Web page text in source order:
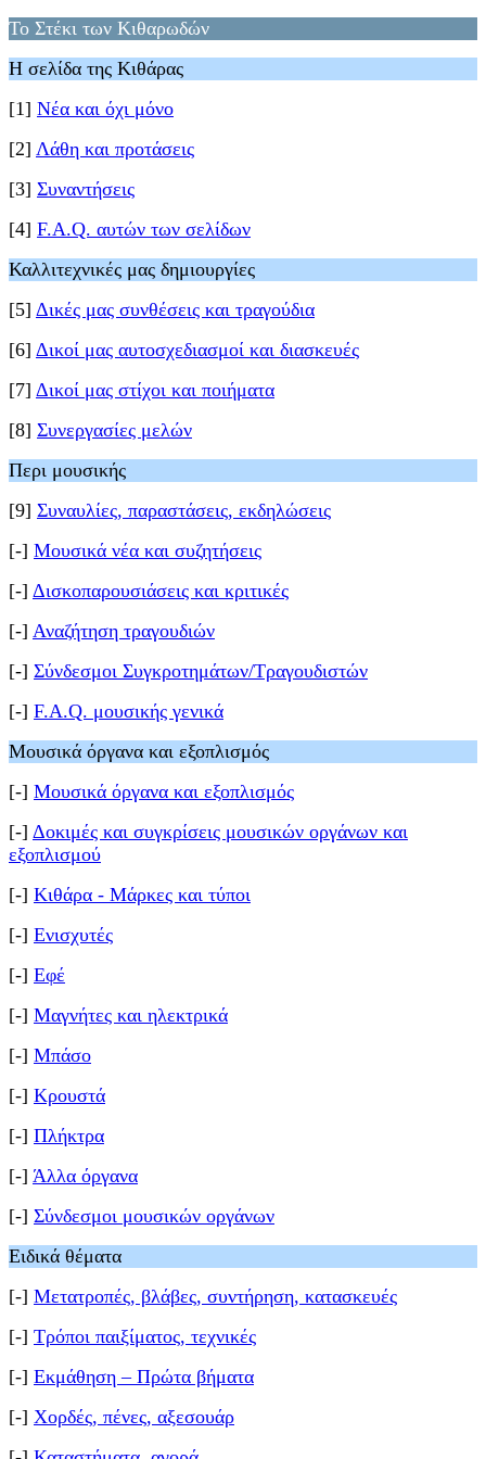
Το Στέκι των Κιθαρωδών
Η σελίδα της Κιθάρας
[1] Νέα και όχι μόνο
[2] Λάθη και προτάσεις
[3] Συναντήσεις
[4] F.A.Q. αυτών των σελίδων
Καλλιτεχνικές μας δημιουργίες
[5] Δικές μας συνθέσεις και τραγούδια
[6] Δικοί μας αυτοσχεδιασμοί και διασκευές
[7] Δικοί μας στίχοι και ποιήματα
[8] Συνεργασίες μελών
Περι μουσικής
[9] Συναυλίες, παραστάσεις, εκδηλώσεις
[-] Μουσικά νέα και συζητήσεις
[-] Δισκοπαρουσιάσεις και κριτικές
[-] Αναζήτηση τραγουδιών
[-] Σύνδεσμοι Συγκροτημάτων/Τραγουδιστών
[-] F.A.Q. μουσικής γενικά
Μουσικά όργανα και εξοπλισμός
[-] Μουσικά όργανα και εξοπλισμός
[-] Δοκιμές και συγκρίσεις μουσικών οργάνων και
εξοπλισμού
[-] Κιθάρα - Μάρκες και τύποι
[-] Ενισχυτές
[-] Εφέ
[-] Μαγνήτες και ηλεκτρικά
[-] Μπάσο
[-] Κρουστά
[-] Πλήκτρα
[-] Άλλα όργανα
[-] Σύνδεσμοι μουσικών οργάνων
Ειδικά θέματα
[-] Μετατροπές, βλάβες, συντήρηση, κατασκευές
[-] Τρόποι παιξίματος, τεχνικές
[-] Εκμάθηση – Πρώτα βήματα
[-] Χορδές, πένες, αξεσουάρ